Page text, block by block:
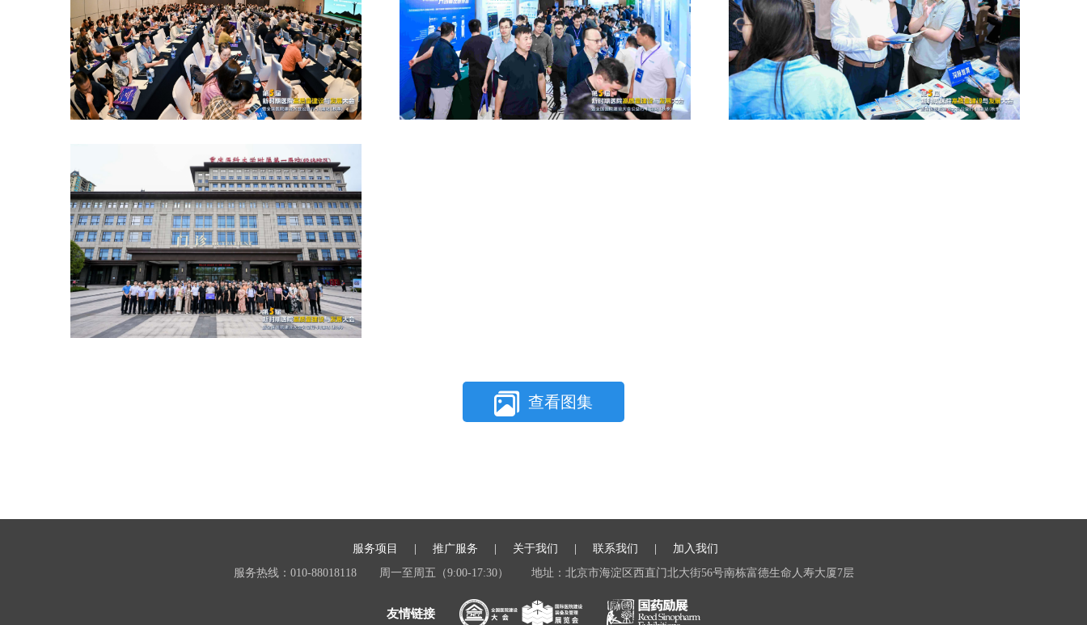
查看图集
服务项目 推广服务 关于我们 联系我们
加入我们
服务热线：010-88018118
周一至周五（9:00-17:30） 地址：北京市海淀区西直门北大街56号南栋富德生命人寿大厦7层